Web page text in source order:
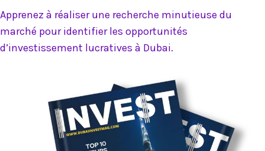
Apprenez à réaliser une recherche minutieuse du
marché pour identifier les opportunités
d’investissement lucratives à Dubai.